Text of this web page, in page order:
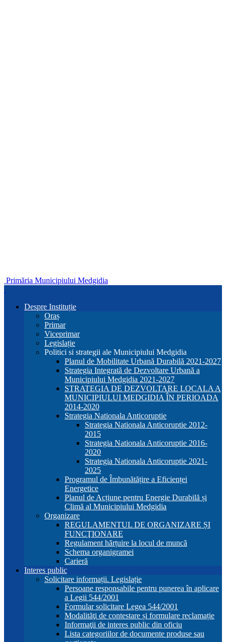
Primăria Municipiului Medgidia
Despre Instituție
Oraș
Primar
Viceprimar
Legislație
Politici si strategii ale Municipiului Medgidia
Planul de Mobilitate Urbană Durabilă 2021-2027
Strategia Integrată de Dezvoltare Urbană a
Municipiului Medgidia 2021-2027
STRATEGIA DE DEZVOLTARE LOCALA A
MUNICIPIULUI MEDGIDIA ÎN PERIOADA
2014-2020
Strategia Nationala Anticoruptie
Strategia Nationala Anticoruptie 2012-
2015
Strategia Nationala Anticoruptie 2016-
2020
Strategia Nationala Anticoruptie 2021-
2025
Programul de Îmbunătățire a Eficienței
Energetice
Planul de Acțiune pentru Energie Durabilă și
Climă al Municipiului Medgidia
Organizare
REGULAMENTUL DE ORGANIZARE ȘI
FUNCŢIONARE
Regulament hărțuire la locul de muncă
Schema organigramei
Carieră
Interes public
Solicitare informații. Legislație
Persoane responsabile pentru punerea în aplicare
a Legii 544/2001
Formular solicitare Legea 544/2001
Modalităţi de contestare și formulare reclamație
Informaţii de interes public din oficiu
Lista categoriilor de documente produse sau